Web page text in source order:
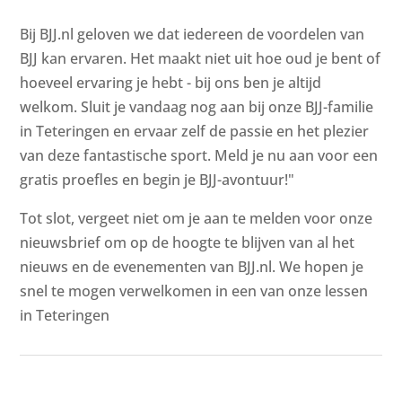
Bij BJJ.nl geloven we dat iedereen de voordelen van
BJJ kan ervaren. Het maakt niet uit hoe oud je bent of
hoeveel ervaring je hebt - bij ons ben je altijd
welkom. Sluit je vandaag nog aan bij onze BJJ-familie
in Teteringen en ervaar zelf de passie en het plezier
van deze fantastische sport. Meld je nu aan voor een
gratis proefles en begin je BJJ-avontuur!"
Tot slot, vergeet niet om je aan te melden voor onze
nieuwsbrief om op de hoogte te blijven van al het
nieuws en de evenementen van BJJ.nl. We hopen je
snel te mogen verwelkomen in een van onze lessen
in Teteringen